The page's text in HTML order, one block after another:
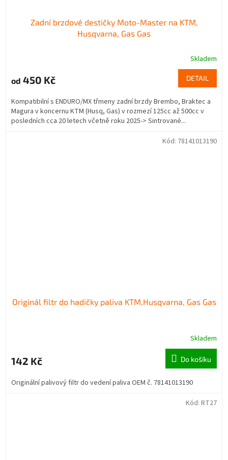
Zadní brzdové destičky Moto-Master na KTM,
Husqvarna, Gas Gas
Skladem
od 450 Kč DETAIL
Kompatibilní s ENDURO/MX třmeny zadní brzdy Brembo, Braktec a
Magura v koncernu KTM (Husq, Gas) v rozmezí 125cc až 500cc v
posledních cca 20 letech včetně roku 2025-> Sintrované...
Originál filtr do hadičky paliva KTM,Husqvarna, Gas Gas
Skladem
142 Kč Do košíku
Originální palivový filtr do vedení paliva OEM č. 78141013190
Kód: 78141013190
Kód: RT27